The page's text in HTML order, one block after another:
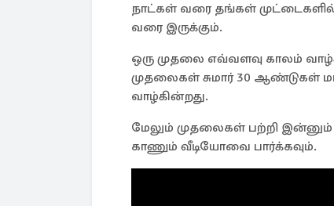
நாட்கள் வரை தங்கள் முட்டைகளில்
வரை இருக்கும்.
ஒரு முதலை எவ்வளவு காலம்
முதலைகள் சுமார் 30 ஆண்டுகள்
வாழ்கின்றது.
மேலும் முதலைகள் பற்றி
காணும் வீடியோவை பார்க்கவும்.